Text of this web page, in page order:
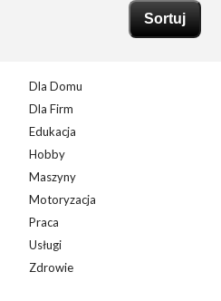
Dla Domu
Dla Firm
Edukacja
Hobby
Maszyny
Motoryzacja
Praca
Usługi
Zdrowie